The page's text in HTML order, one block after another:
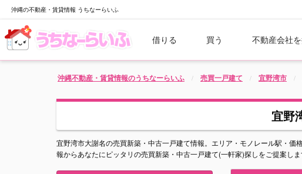
沖縄の不動産・賃貸情報 うちなーらいふ
借りる 買う 不動産会社
沖縄不動産・賃貸情報のうちなーらいふ 売買一戸建て 宜野湾市
宜野
宜野湾市大謝名の売買新築・中古一戸建て情報。エリア・モノレール駅・
報からあなたにピッタリの売買新築・中古一戸建て(一軒家)探しをご提案しま